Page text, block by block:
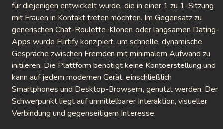
für diejenigen entwickelt wurde, die in einer 1 zu 1-Sitzung
mit Frauen in Kontakt treten möchten. Im Gegensatz zu
generischen Chat-Roulette-Klonen oder langsamen Dating-
Apps wurde Flirtify konzipiert, um schnelle, dynamische
Gespräche zwischen Fremden mit minimalem Aufwand zu
initiieren. Die Plattform benötigt keine Kontoerstellung und
kann auf jedem modernen Gerät, einschließlich
Smartphones und Desktop-Browsern, genutzt werden. Der
Schwerpunkt liegt auf unmittelbarer Interaktion, visueller
Verbindung und gegenseitigem Interesse.